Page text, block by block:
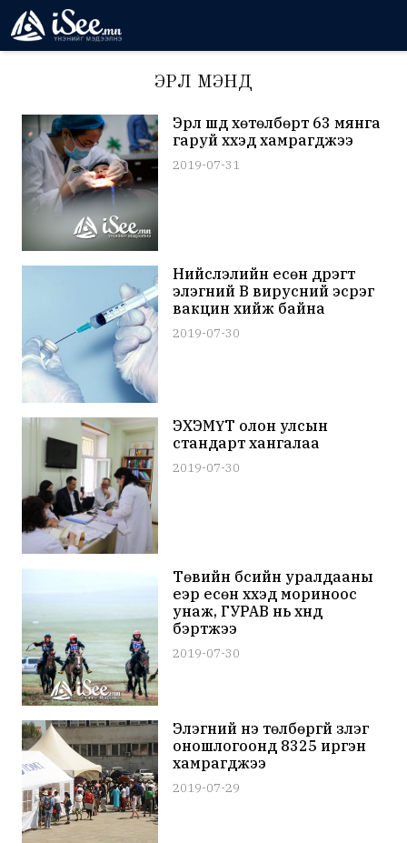
ЭРҮҮЛ МЭНД
Эрүүл шүд хөтөлбөрт 63 мянга
гаруй хүүхэд хамрагджээ
2019-07-31
Нийслэлийн есөн дүүрэгт
элэгний В вирусний эсрэг
вакцин хийж байна
2019-07-30
ЭХЭМҮТ олон улсын
стандарт хангалаа
2019-07-30
Төвийн бүсийн уралдааны
үеэр есөн хүүхэд мориноос
унаж, ГУРАВ нь хүнд
бэртжээ
2019-07-30
Элэгний үнэ төлбөргүй үзлэг
оношлогоонд 8325 иргэн
хамрагджээ
2019-07-29